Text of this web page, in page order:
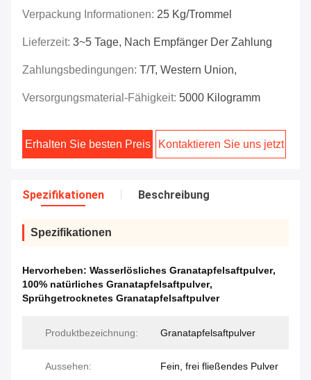
Verpackung Informationen: 25 Kg/Trommel
Lieferzeit: 3~5 Tage, Nach Empfänger Der Zahlung
Zahlungsbedingungen: T/T, Western Union,
Versorgungsmaterial-Fähigkeit: 5000 Kilogramm
Erhalten Sie besten Preis Kontaktieren Sie uns jetzt
Spezifikationen Beschreibung
Spezifikationen
Hervorheben: Wasserlösliches Granatapfelsaftpulver,
100% natürliches Granatapfelsaftpulver,
Sprühgetrocknetes Granatapfelsaftpulver
Produktbezeichnung: Granatapfelsaftpulver
Aussehen: Fein, frei fließendes Pulver